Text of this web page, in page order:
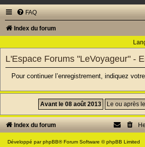
FAQ
Index du forum
L'Espace Forums "LeVoyageur" -
Pour continuer l’enregistrement, indiquez
Index du forum
Développé parphpBB® Forum Software © phpBB Limited